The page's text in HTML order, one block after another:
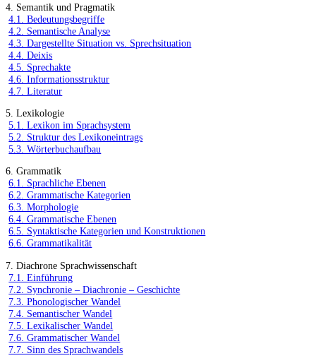
4. Semantik und Pragmatik
4.1. Bedeutungsbegriffe
4.2. Semantische Analyse
4.3. Dargestellte Situation vs. Sprechsituation
4.4. Deixis
4.5. Sprechakte
4.6. Informationsstruktur
4.7. Literatur
5. Lexikologie
5.1. Lexikon im Sprachsystem
5.2. Struktur des Lexikoneintrags
5.3. Wörterbuchaufbau
6. Grammatik
6.1. Sprachliche Ebenen
6.2. Grammatische Kategorien
6.3. Morphologie
6.4. Grammatische Ebenen
6.5. Syntaktische Kategorien und Konstruktionen
6.6. Grammatikalität
7. Diachrone Sprachwissenschaft
7.1. Einführung
7.2. Synchronie – Diachronie – Geschichte
7.3. Phonologischer Wandel
7.4. Semantischer Wandel
7.5. Lexikalischer Wandel
7.6. Grammatischer Wandel
7.7. Sinn des Sprachwandels